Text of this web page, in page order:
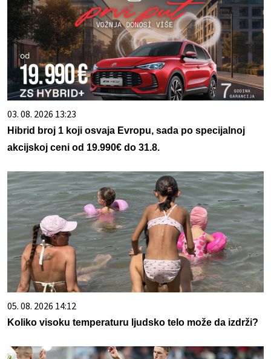
03. 08. 2026 13:23
Hibrid broj 1 koji osvaja Evropu, sada po specijalnoj
akcijskoj ceni od 19.990€ do 31.8.
05. 08. 2026 14:12
Koliko visoku temperaturu ljudsko telo može da izdrži?